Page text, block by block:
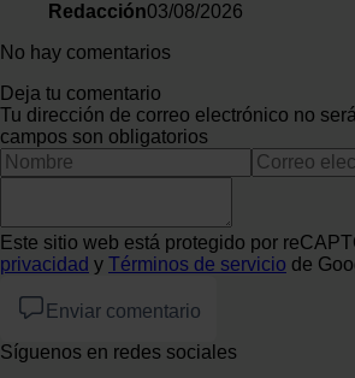
Redacción03/08/2026
No hay comentarios
Deja tu comentario
Tu dirección de correo electrónico no
campos son obligatorios
Este sitio web está protegido por
privacidad y Términos de servicio de
Enviar comentario
Síguenos en redes sociales